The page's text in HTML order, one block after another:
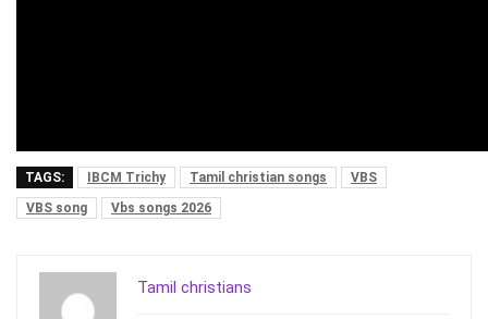
TAGS: IBCM Trichy Tamil christian songs
VBS
VBS song
Vbs songs 2026
Tamil christians